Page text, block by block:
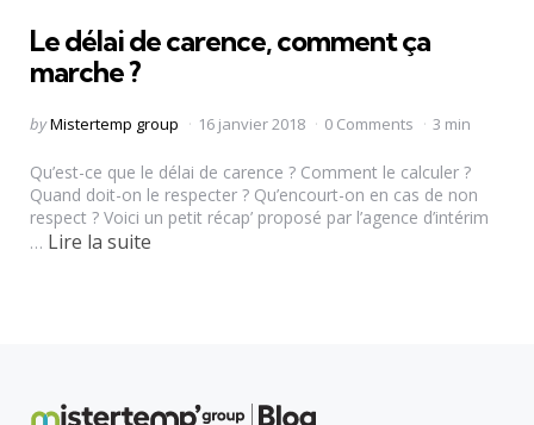
Le délai de carence, comment ça
marche ?
Posted
byMistertemp group 16 janvier 2018 0 Comments 3 min
Qu’est-ce que le délai de carence ? Comment le calculer ?
Quand doit-on le respecter ? Qu’encourt-on en cas de non
respect ? Voici un petit récap’ proposé par l’agence d’intérim
… Lire la suite